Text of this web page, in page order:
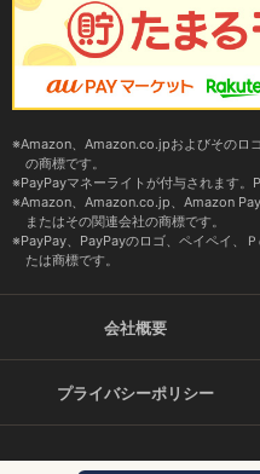
Amazon、Amazon.co.jpおよびそのロ
の商標です。
PayPayマネーライトが付与されます。
Amazon、Amazon.co.jp、Amazon
またはその関連会社の商標です。
PayPay、PayPayのロゴ、ペイペイ、
たは商標です。
会社概要
プライバシーポリシー